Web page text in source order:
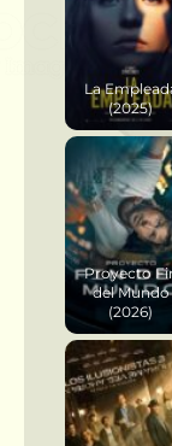
La
(2025)
Proyecto
del Mundo
(2026)